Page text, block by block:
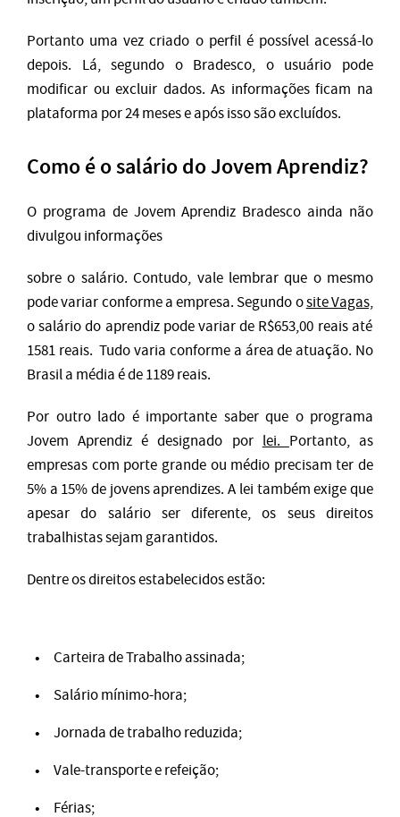
Portanto uma vez criado o perfil é possível acessá-lo
depois. Lá, segundo o Bradesco, o usuário pode
modificar ou excluir dados. As informações ficam na
plataforma por 24 meses e após isso são excluídos.
Como é o salário do Jovem Aprendiz?
O programa de Jovem Aprendiz Bradesco ainda não
divulgou informações
sobre o salário. Contudo, vale lembrar que o mesmo
pode variar conforme a empresa. Segundo osite Vagas,
o salário do aprendiz pode variar de R$653,00 reais até
1581 reais. Tudo varia conforme a área de atuação. No
Brasil a média é de 1189 reais.
Por outro lado é importante saber que o programa
Jovem Aprendiz é designado por lei. Portanto, as
empresas com porte grande ou médio precisam ter de
5% a 15% de jovens aprendizes. A lei também exige que
apesar do salário ser diferente, os seus direitos
trabalhistas sejam garantidos.
Dentre os direitos estabelecidos estão:
Carteira de Trabalho assinada;
Salário mínimo-hora;
Jornada de trabalho reduzida;
Vale-transporte e refeição;
Férias;